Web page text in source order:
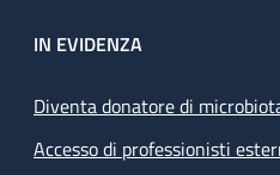
IN EVIDENZA
Diventa donatore di
Accesso di professionisti